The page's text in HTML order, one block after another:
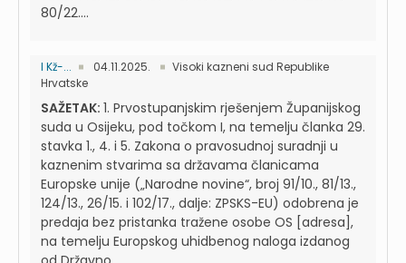
80/22....
I Kž-... 04.11.2025.
Visoki kazneni sud Republike
Hrvatske
SAŽETAK: 1. Prvostupanjskim rješenjem Županijskog
suda u Osijeku, pod točkom I, na temelju članka 29.
stavka 1., 4. i 5. Zakona o pravosudnoj suradnji u
kaznenim stvarima sa državama članicama
Europske unije („Narodne novine“, broj 91/10., 81/13.,
124/13., 26/15. i 102/17., dalje: ZPSKS-EU) odobrena je
predaja bez pristanka tražene osobe OS [adresa],
na temelju Europskog uhidbenog naloga izdanog